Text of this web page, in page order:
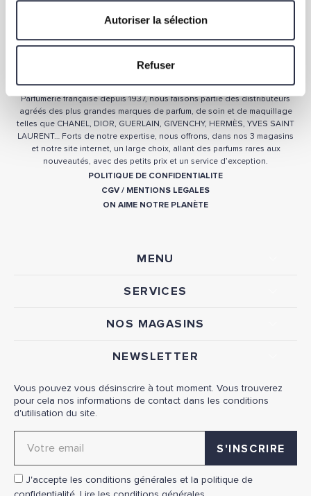
Autoriser la sélection
Refuser
QUI SOMMES-NOUS ?
Parfumerie française depuis 1937, nous faisons partie des distributeurs
agréés des plus grandes marques de parfum, de soin et de maquillage
telles que CHANEL, DIOR, GUERLAIN, GIVENCHY, HERMÈS, YVES SAINT
LAURENT… Forts de notre expertise, nous offrons, dans nos 3 magasins
et notre site internet, un large choix, allant des parfums rares aux
nouveautés, avec des petits prix et un service d’exception.
POLITIQUE DE CONFIDENTIALITE
CGV / MENTIONS LEGALES
ON AIME NOTRE PLANÈTE
MENU
SERVICES
NOS MAGASINS
NEWSLETTER
Vous pouvez vous désinscrire à tout moment. Vous trouverez
pour cela nos informations de contact dans les conditions
d'utilisation du site.
J'accepte les conditions générales et la politique de